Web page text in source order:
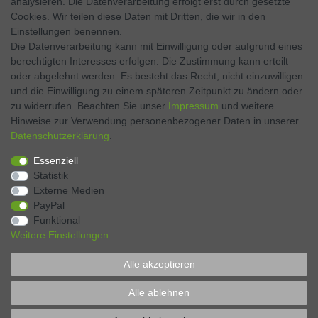
Twitter
Instagram
VERTRAG WIDERRUFEN Kontakt
Zahlen Sie bequem per
* Preise verstehen sich inkl. MwSt., zzgl. Pfand, zzgl. Versand
Cookies. Wir teilen diese Daten mit Dritten, die wir in den
Einstellungen benennen.
Die Datenverarbeitung kann mit Einwilligung oder aufgrund eines
berechtigten Interesses erfolgen. Die Zustimmung kann erteilt
oder abgelehnt werden. Es besteht das Recht, nicht einzuwilligen
und die Einwilligung zu einem späteren Zeitpunkt zu ändern oder
zu widerrufen. Beachten Sie unser Impressum und weitere
Hinweise zur Verwendung personenbezogener Daten in unserer
Daten­schutz­erklärung
Essenziell
Statistik
Externe Medien
PayPal
Funktional
Weitere Einstellungen
Alle akzeptieren
Alle ablehnen
© Copyright 2026 Bierlinie GmbH. Alle Rechte vorbehalten..